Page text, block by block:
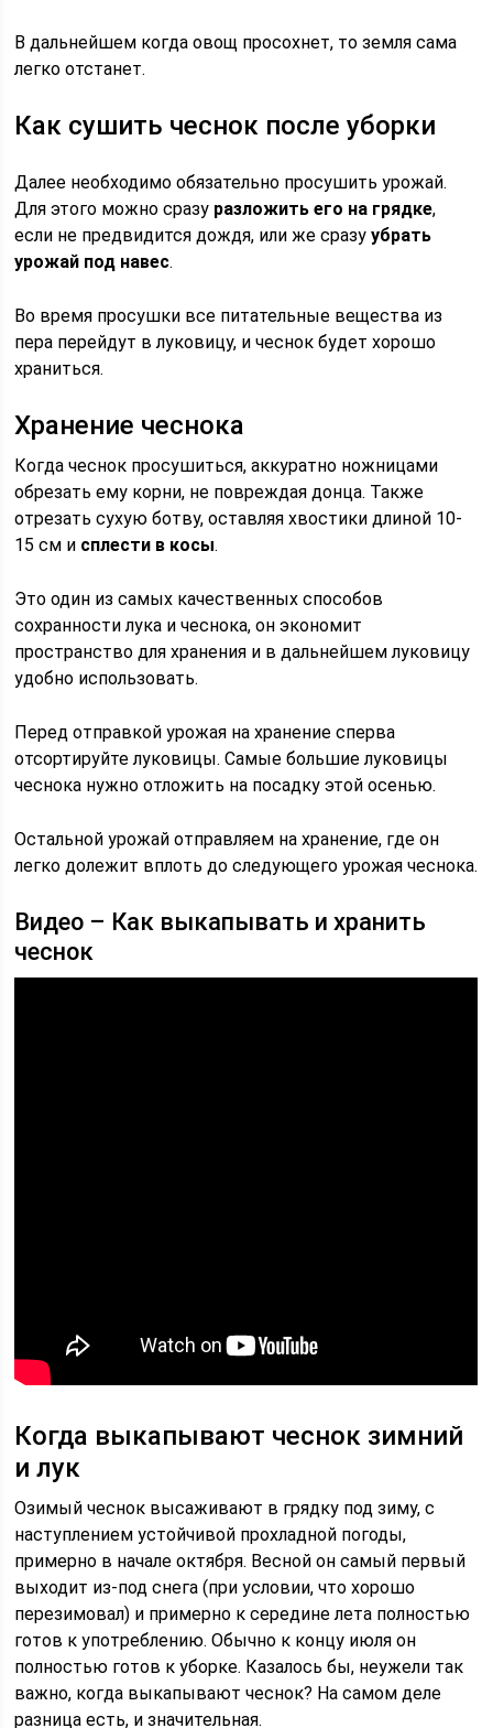
В дальнейшем когда овощ просохнет, то земля сама
легко отстанет.
Как сушить чеснок после уборки
Далее необходимо обязательно просушить урожай.
Для этого можно сразу разложить его на грядке,
если не предвидится дождя, или же сразуубрать
урожай под навес.
Во время просушки все питательные вещества из
пера перейдут в луковицу, и чеснок будет хорошо
храниться.
Хранение чеснока
Когда чеснок просушиться, аккуратно ножницами
обрезать ему корни, не повреждая донца. Также
отрезать сухую ботву, оставляя хвостики длиной 10-
15 см и сплести в косы.
Это один из самых качественных способов
сохранности лука и чеснока, он экономит
пространство для хранения и в дальнейшем луковицу
удобно использовать.
Перед отправкой урожая на хранение сперва
отсортируйте луковицы. Самые большие луковицы
чеснока нужно отложить на посадку этой осенью.
Остальной урожай отправляем на хранение, где он
легко долежит вплоть до следующего урожая чеснока.
Видео – Как выкапывать и хранить
чеснок
Когда выкапывают чеснок зимний
и лук
Озимый чеснок высаживают в грядку под зиму, с
наступлением устойчивой прохладной погоды,
примерно в начале октября. Весной он самый первый
выходит из-под снега (при условии, что хорошо
перезимовал) и примерно к середине лета полностью
готов к употреблению. Обычно к концу июля он
полностью готов к уборке. Казалось бы, неужели так
важно, когда выкапывают чеснок? На самом деле
разница есть, и значительная.